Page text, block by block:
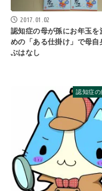
2017.01.02
認知症の母が孫にお年玉を
めの「ある仕掛け」で母自
ぶはなし
認知症の